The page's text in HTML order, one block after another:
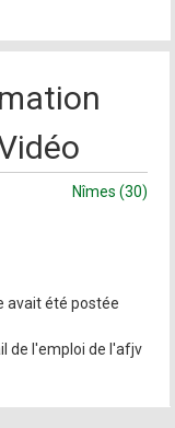
Nîmes (30)
avait été postée
de l'emploi de l'afjv